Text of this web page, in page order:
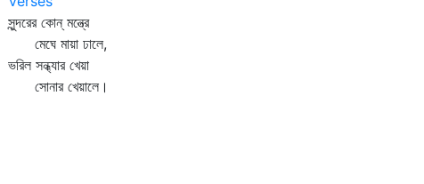
সুন্দরের কোন্‌ মন্ত্রে
মেঘে মায়া ঢালে,
ভরিল সন্ধ্যার খেয়া
সোনার খেয়ালে।